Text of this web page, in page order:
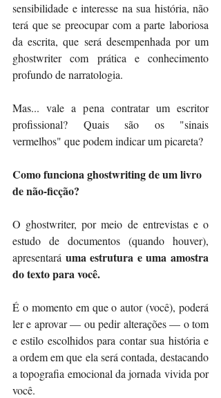
sensibilidade e interesse na sua história, não
terá que se preocupar com a parte laboriosa
da escrita, que será desempenhada por um
ghostwriter com prática e conhecimento
profundo de narratologia.
Mas... vale a pena contratar um escritor
profissional? Quais são os "sinais
vermelhos" que podem indicar um picareta?
Como funciona ghostwriting de um livro
de não-ficção?
O ghostwriter, por meio de entrevistas e o
estudo de documentos (quando houver),
apresentará uma estrutura e uma amostra
do texto para você.
É o momento em que o autor (você), poderá
ler e aprovar — ou pedir alterações — o tom
e estilo escolhidos para contar sua história e
a ordem em que ela será contada, destacando
a topografia emocional da jornada vivida por
você.